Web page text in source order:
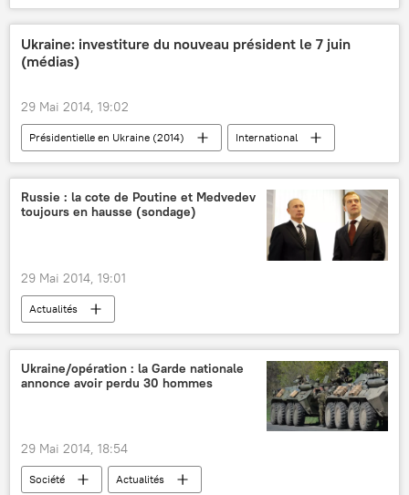
Ukraine: investiture du nouveau président le 7 juin
(médias)
29 Mai 2014, 19:02
Présidentielle en Ukraine (2014)
International
Actualités
Russie : la cote de Poutine et Medvedev
toujours en hausse (sondage)
29 Mai 2014, 19:01
Actualités
Ukraine/opération : la Garde nationale
annonce avoir perdu 30 hommes
29 Mai 2014, 18:54
Société Actualités